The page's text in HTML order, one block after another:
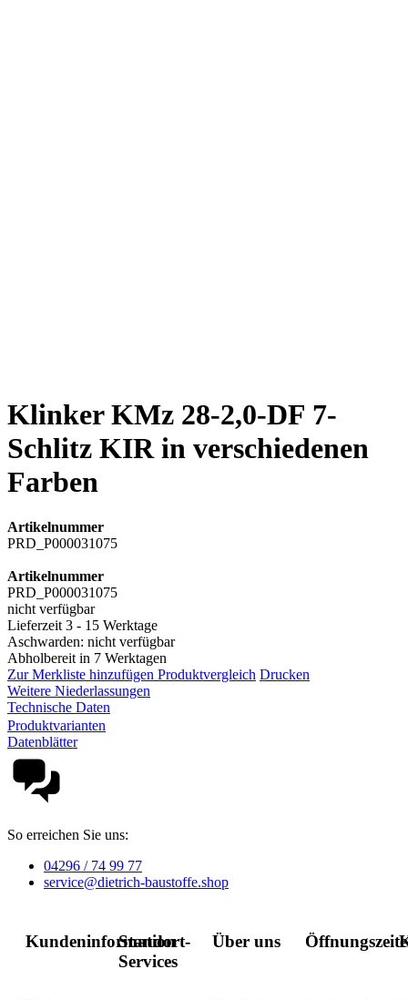
Klinker KMz 28-2,0-DF 7-
Schlitz KIR in verschiedenen
Farben
Artikelnummer
PRD_P000031075
Artikelnummer
PRD_P000031075
nicht verfügbar
Lieferzeit 3 - 15 Werktage
Aschwarden: nicht verfügbar
Abholbereit in 7 Werktagen
Zur Merkliste hinzufügen Produktvergleich Drucken
Weitere Niederlassungen
Technische Daten
Produktvarianten
Datenblätter
So erreichen Sie uns:
04296 / 74 99 77
service@dietrich-baustoffe.shop
Kundeninformation
Standort-
Services
Über uns